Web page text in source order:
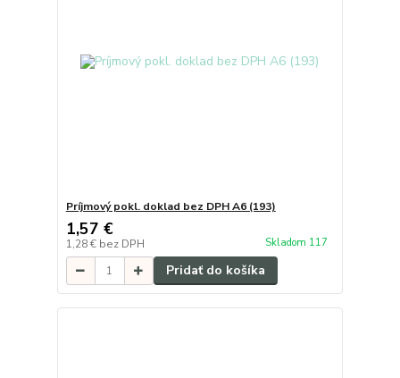
Príjmový pokl. doklad bez DPH A6 (193)
1,57 €
1,28 € bez DPH Skladom 117
Pridať do košíka